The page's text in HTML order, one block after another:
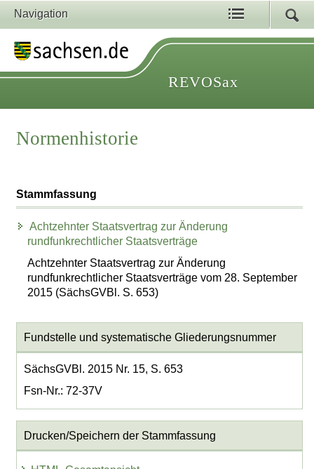
Navigation
REVOSax
Normenhistorie
Stammfassung
Achtzehnter Staatsvertrag zur Änderung
rundfunkrechtlicher Staatsverträge
Achtzehnter Staatsvertrag zur Änderung
rundfunkrechtlicher Staatsverträge vom 28. September
2015 (SächsGVBl. S. 653)
Fundstelle und systematische Gliederungsnummer
SächsGVBl. 2015 Nr. 15, S. 653
Fsn-Nr.: 72-37V
Drucken/Speichern der Stammfassung